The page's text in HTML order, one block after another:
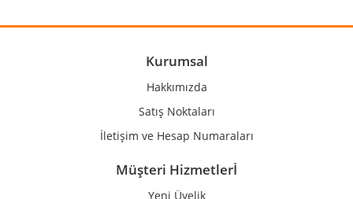
Kurumsal
Hakkımızda
Satış Noktaları
İletişim ve Hesap Numaraları
Müşteri Hizmetlerİ
Yeni Üyelik